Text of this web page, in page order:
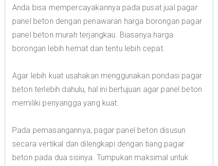
Anda bisa mempercayakannya pada pusat jual pagar
panel beton dengan penawaran harga borongan pagar
panel beton murah terjangkau. Biasanya harga
borongan lebih hemat dan tentu lebih cepat.
Agar lebih kuat usahakan menggunakan pondasi pagar
beton terlebih dahulu, hal ini bertujuan agar panel beton
memiliki penyangga yang kuat.
Pada pemasangannya, pagar panel beton disusun
secara vertikal dan dilengkapi dengan tiang pagar
beton pada dua sisinya. Tumpukan maksimal untuk